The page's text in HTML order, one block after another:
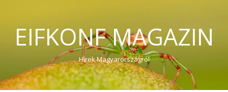
EIFKONF MAGAZIN
Hírek Magyarországról